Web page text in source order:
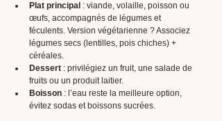
Plat principal : viande, volaille, poisson ou
œufs, accompagnés de légumes et
féculents. Version végétarienne ? Associez
légumes secs (lentilles, pois chiches) +
céréales.
Dessert : privilégiez un fruit, une salade de
fruits ou un produit laitier.
Boisson : l’eau reste la meilleure option,
évitez sodas et boissons sucrées.